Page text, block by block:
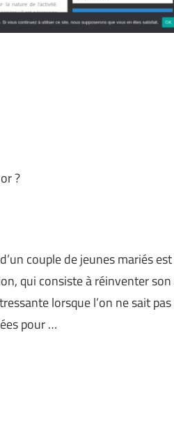
?
couple de jeunes mariés
qui consiste à réinventer
lorsque l’on ne sait
pour …